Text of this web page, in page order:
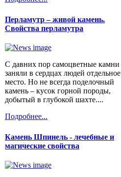
Перламутр – живой камень.
Свойства перламутра
С давних пор самоцветные камни
заняли в сердцах людей отдельное
место. Но не всегда поделочный
камень – кусок горной породы,
добытый в глубокой шахте....
Подробнее...
Камень Шпинель - лечебные и
магические свойства